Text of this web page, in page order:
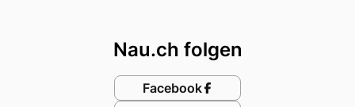
Nau.ch folgen
Facebook